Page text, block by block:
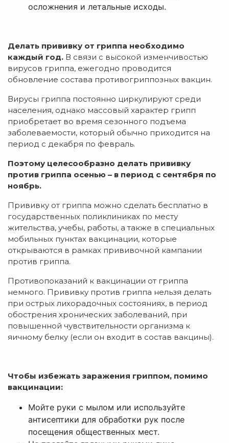
осложнения и летальные исходы.
Делать прививку от гриппа необходимо
каждый год. В связи с высокой изменчивостью
вирусов гриппа, ежегодно проводится
обновление состава противогриппозных вакцин.
Вирусы гриппа постоянно циркулируют среди
населения, однако массовый характер грипп
приобретает во время сезонного подъема
заболеваемости, который обычно приходится на
период с декабря по февраль.
Поэтому целесообразно делать прививку
против гриппа осенью – в период с сентября по
ноябрь.
Прививку от гриппа можно сделать бесплатно в
государственных поликлиниках по месту
жительства, учебы, работы, а также в специальных
мобильных пунктах вакцинации, которые
открываются в рамках прививочной кампании
против гриппа.
Противопоказаний к вакцинации от гриппа
немного. Прививку против гриппа нельзя делать
при острых лихорадочных состояниях, в период
обострения хронических заболеваний, при
повышенной чувствительности организма к
яичному белку (если он входит в состав вакцины).
Чтобы избежать заражения гриппом, помимо
вакцинации:
Мойте руки с мылом или используйте
антисептики для обработки рук после
посещения общественных мест.